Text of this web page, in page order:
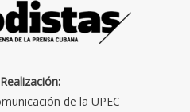
de la UPEC